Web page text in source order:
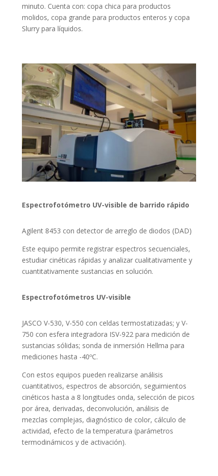
minuto. Cuenta con: copa chica para productos
molidos, copa grande para productos enteros y copa
Slurry para líquidos.
Espectrofotómetro UV-visible de barrido rápido
Agilent 8453 con detector de arreglo de diodos (DAD)
Este equipo permite registrar espectros secuenciales,
estudiar cinéticas rápidas y analizar cualitativamente y
cuantitativamente sustancias en solución.
Espectrofotómetros UV-visible
JASCO V-530, V-550 con celdas termostatizadas; y V-
750 con esfera integradora ISV-922 para medición de
sustancias sólidas; sonda de inmersión Hellma para
mediciones hasta -40ºC.
Con estos equipos pueden realizarse análisis
cuantitativos, espectros de absorción, seguimientos
cinéticos hasta a 8 longitudes onda, selección de picos
por área, derivadas, deconvolución, análisis de
mezclas complejas, diagnóstico de color, cálculo de
actividad, efecto de la temperatura (parámetros
termodinámicos y de activación).